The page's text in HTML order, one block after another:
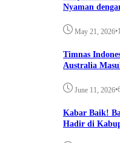
Nyaman
May 21, 2026•
Timnas
Australia
June 11, 2026•
Kabar Baik!
Hadir di